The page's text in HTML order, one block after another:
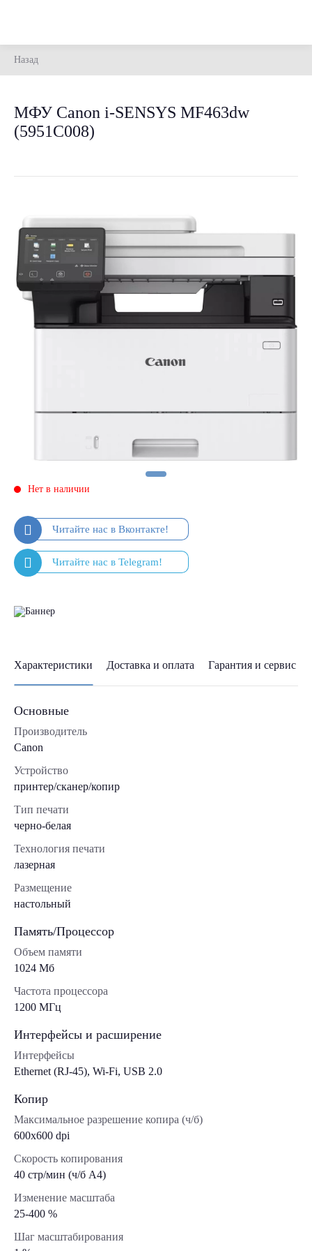
Назад
МФУ Canon i-SENSYS MF463dw
(5951C008)
Нет в наличии
Характеристики Доставка и оплата Гарантия и сервис
Основные
Производитель
Canon
Устройство
принтер/сканер/копир
Тип печати
черно-белая
Технология печати
лазерная
Размещение
настольный
Память/Процессор
Объем памяти
1024 Мб
Частота процессора
1200 МГц
Интерфейсы и расширение
Интерфейсы
Ethernet (RJ-45), Wi-Fi, USB 2.0
Копир
Максимальное разрешение копира (ч/б)
600x600 dpi
Скорость копирования
40 стр/мин (ч/б А4)
Изменение масштаба
25-400 %
Шаг масштабирования